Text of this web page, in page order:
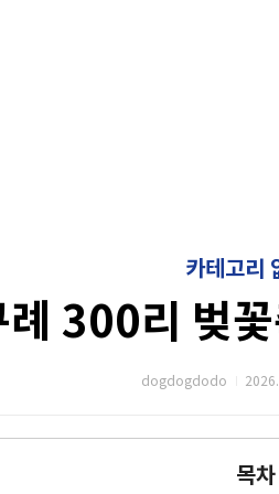
카테고리
례 300리 벚
dogdogdodo
목차